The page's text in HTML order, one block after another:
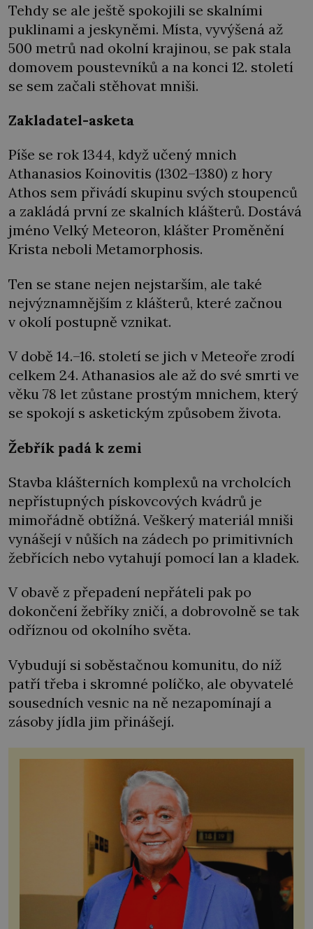
Tehdy se ale ještě spokojili se skalními
puklinami a jeskyněmi. Místa, vyvýšená až
500 metrů nad okolní krajinou, se pak stala
domovem poustevníků a na konci 12. století
se sem začali stěhovat mniši.
Zakladatel-asketa
Píše se rok 1344, když učený mnich
Athanasios Koinovitis (1302–1380) z hory
Athos sem přivádí skupinu svých stoupenců
a zakládá první ze skalních klášterů. Dostává
jméno Velký Meteoron, klášter Proměnění
Krista neboli Metamorphosis.
Ten se stane nejen nejstarším, ale také
nejvýznamnějším z klášterů, které začnou
v okolí postupně vznikat.
V době 14.–16. století se jich v Meteoře zrodí
celkem 24. Athanasios ale až do své smrti ve
věku 78 let zůstane prostým mnichem, který
se spokojí s asketickým způsobem života.
Žebřík padá k zemi
Stavba klášterních komplexů na vrcholcích
nepřístupných pískovcových kvádrů je
mimořádně obtížná. Veškerý materiál mniši
vynášejí v nůších na zádech po primitivních
žebřících nebo vytahují pomocí lan a kladek.
V obavě z přepadení nepřáteli pak po
dokončení žebříky zničí, a dobrovolně se tak
odříznou od okolního světa.
Vybudují si soběstačnou komunitu, do níž
patří třeba i skromné políčko, ale obyvatelé
sousedních vesnic na ně nezapomínají a
zásoby jídla jim přinášejí.